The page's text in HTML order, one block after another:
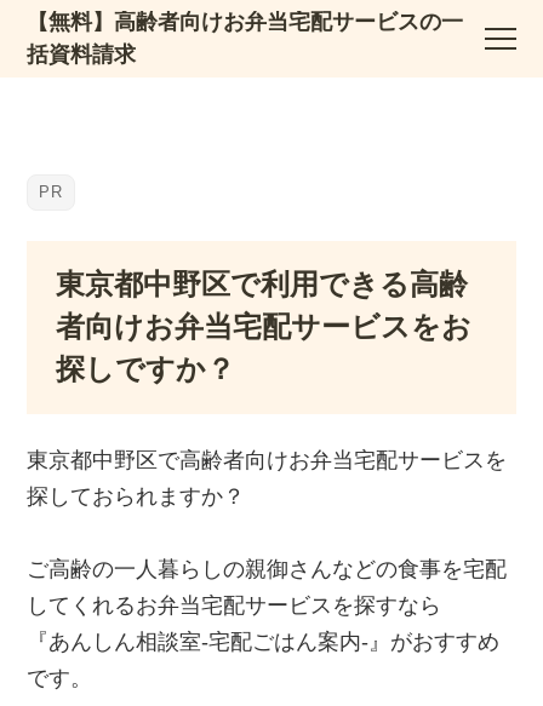
【無料】高齢者向けお弁当宅配サービスの一
括資料請求
東京都中野区で利用できる高齢
者向けお弁当宅配サービスをお
探しですか？
東京都中野区で高齢者向けお弁当宅配サービスを
探しておられますか？
ご高齢の一人暮らしの親御さんなどの食事を宅配
してくれるお弁当宅配サービスを探すなら
『あんしん相談室‐宅配ごはん案内‐』がおすすめ
です。